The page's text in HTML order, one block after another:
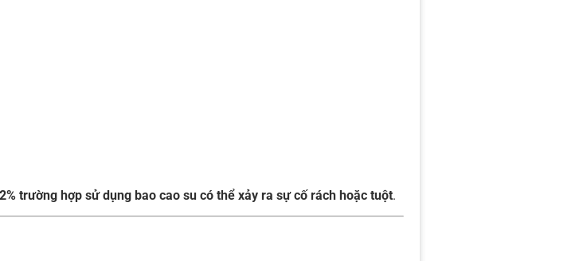
trường hợp sử dụng bao cao su có thể xảy ra sự cố rách hoặc tuột.